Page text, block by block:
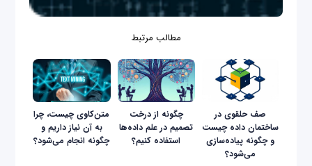
مطالب مرتبط
صف حلقوی در
ساختمان داده چیست
و چگونه پیاده‌سازی
می‌شود؟
چگونه از درخت
تصمیم در علم داده‌ها
استفاده کنیم؟
متن‌کاوی چیست، چرا
به آن نیاز داریم و
چگونه انجام می‌شود؟